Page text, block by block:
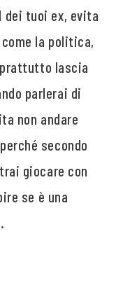
dei tuoi ex, evita
la politica,
lascia
parlerai di
non andare
secondo
giocare con
se è una